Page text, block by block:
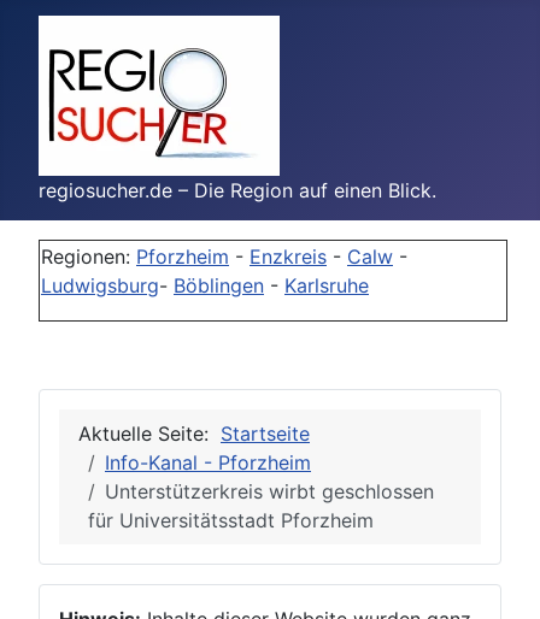
regiosucher.de – Die Region auf einen Blick.
Regionen: Pforzheim - Enzkreis - Calw -
Ludwigsburg- Böblingen - Karlsruhe
Aktuelle Seite: Startseite
Info-Kanal - Pforzheim
Unterstützerkreis wirbt geschlossen
für Universitätsstadt Pforzheim